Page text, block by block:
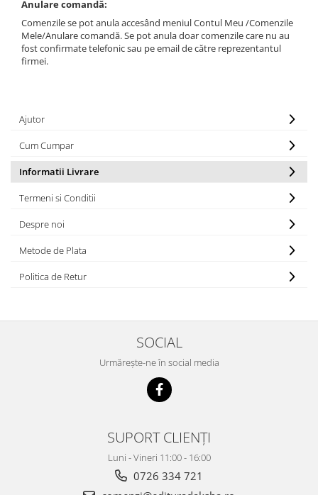
Sănătate
Umor
Non-dualitate
Alimentație
Creștinism
Relații de cuplu
Erotism
Psihologie practică
Lumea îngerilor
Viaţa de după moarte
Supă de pui pentru suflet
Anulare comandă:
Comenzile se pot anula accesând meniul Contul Meu /Comenzile
Mele/Anulare comandă. Se pot anula doar comenzile care nu au
fost confirmate telefonic sau pe email de către reprezentantul
firmei.
Ajutor
Cum Cumpar
Informatii Livrare
Termeni si Conditii
Despre noi
Metode de Plata
Politica de Retur
SOCIAL
Urmărește-ne în social media
SUPORT CLIENȚI
Luni - Vineri 11:00 - 16:00
0726 334 721